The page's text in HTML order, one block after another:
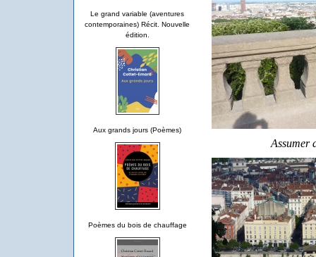
Le grand variable (aventures
contemporaines) Récit. Nouvelle
édition.
Aux grands jours (Poèmes)
Poèmes du bois de chauffage
Assumer